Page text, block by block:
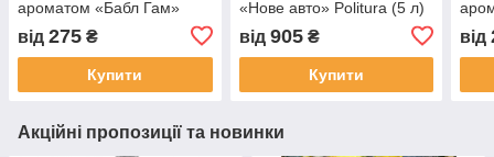
ароматом «Бабл Гам»
від 275 ₴
Купити
«Нове авто» Politura (5 л)
від 905₴
Купити
від
Акційні пропозиції та новинки